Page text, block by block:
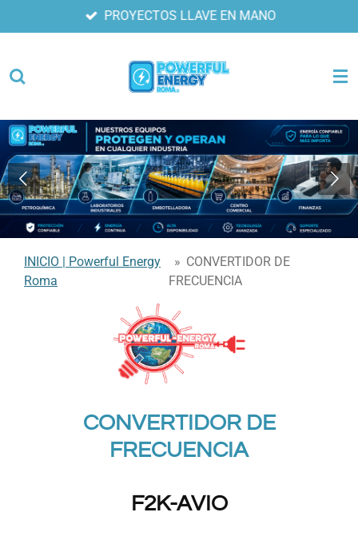
al
principal
PROYECTOS LLAVE EN MANO
INICIO | Powerful Energy
Roma
» CONVERTIDOR DE
FRECUENCIA
CONVERTIDOR DE
FRECUENCIA
F2K-AVIO